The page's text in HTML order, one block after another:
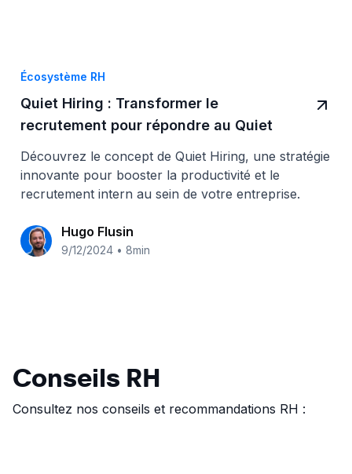
Écosystème RH
Quiet Hiring : Transformer le
recrutement pour répondre au Quiet
Quitting
Découvrez le concept de Quiet Hiring, une stratégie
innovante pour booster la productivité et le
recrutement intern au sein de votre entreprise.
Hugo Flusin
9/12/2024 • 8min
Conseils RH
Consultez nos conseils et recommandations RH :